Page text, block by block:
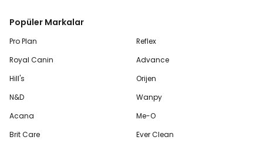
Popüler Markalar
Pro Plan
Royal Canin
Hill's
N&D
Acana
Brit Care
Reflex
Advance
Orijen
Wanpy
Me-O
Ever Clean